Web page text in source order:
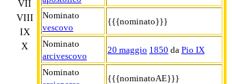
Nominato
vescovo
{{{nominato}}}
Nominato
arcivescovo
20 maggio 1850 da Pio IX
Nominato
{{{nominatoAE}}}
VII
VIII
IX
X